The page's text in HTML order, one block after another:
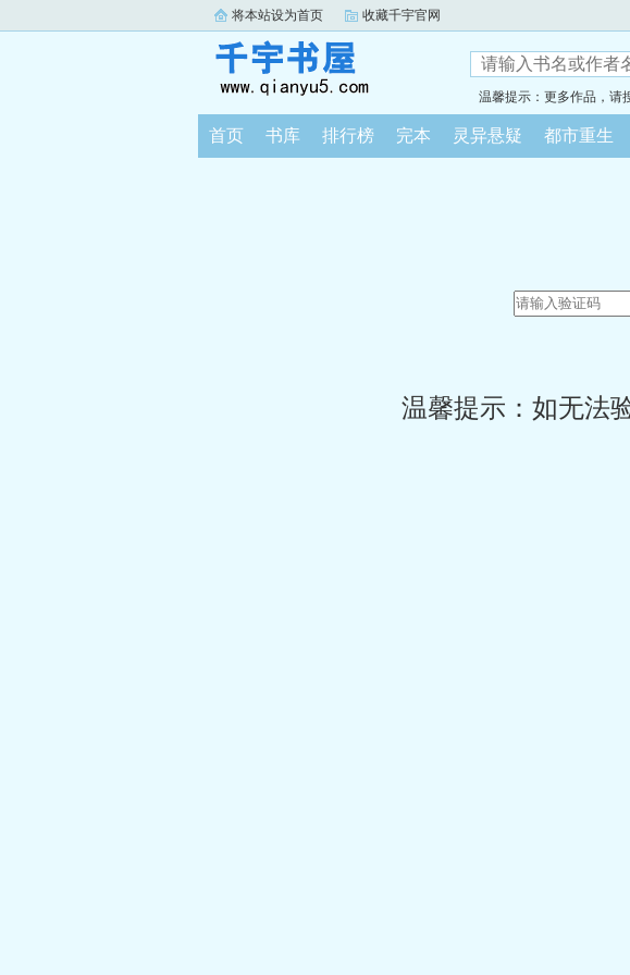
将本站设为首页 收藏千宇官网
温馨提示：更多作品，请
首页 书库 排行榜 完本 灵异悬疑 都市重生
温馨提示：如无法